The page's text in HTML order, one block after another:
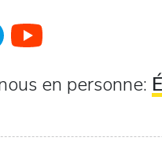
en personne: